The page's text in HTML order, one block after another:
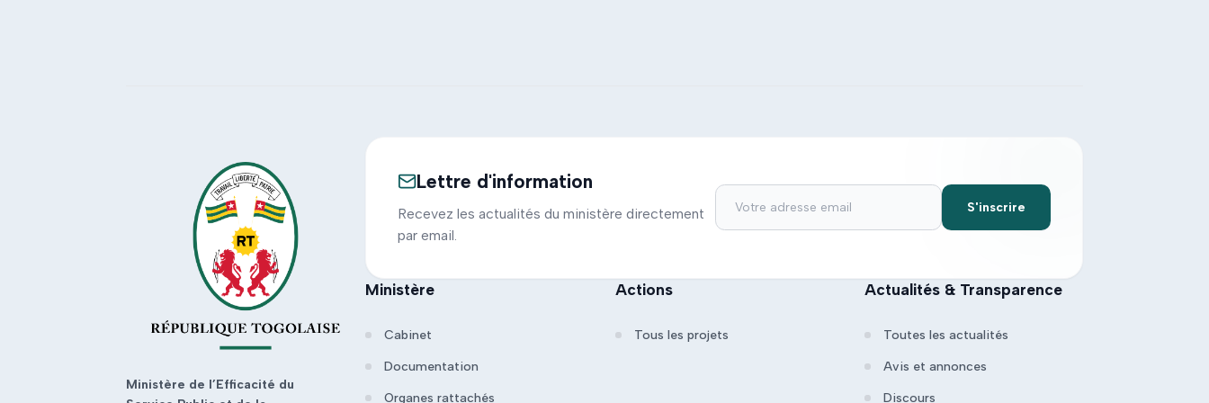
Ministère de l’Efficacité du
Lettre d'information
Recevez les actualités du ministère directement
par email.
S'inscrire
Ministère
Cabinet
Documentation
Organes rattachés
Actions
Tous les projets
Actualités & Transparence
Toutes les actualités
Avis et annonces
Discours